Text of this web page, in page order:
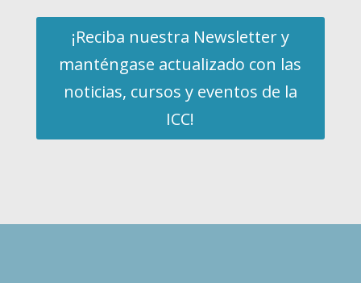
¡Reciba nuestra Newsletter y
manténgase actualizado con las
noticias, cursos y eventos de la
ICC!